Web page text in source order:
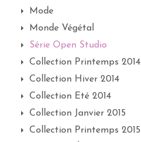
Mode
Monde Végétal
Série Open Studio
Collection Printemps 2014
Collection Hiver 2014
Collection Eté 2014
Collection Janvier 2015
Collection Printemps 2015